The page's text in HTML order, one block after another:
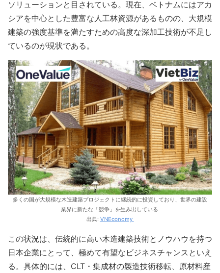
ソリューションと目されている。現在、ベトナムにはアカ
シアを中心とした豊富な人工林資源があるものの、大規模
建築の強度基準を満たすための高度な深加工技術が不足し
ているのが現状である。
多くの国が大規模な木造建築プロジェクトに継続的に投資しており、世界の建設
業界に新たな「競争」を生み出している
出典: VNEconomy
この状況は、伝統的に高い木造建築技術とノウハウを持つ
日本企業にとって、極めて有望なビジネスチャンスといえ
る。具体的には、CLT・集成材の製造技術移転、原材料産